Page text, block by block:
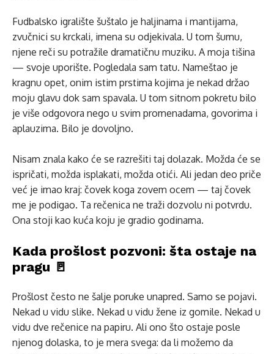
Fudbalsko igralište šuštalo je haljinama i mantijama,
zvučnici su krckali, imena su odjekivala. U tom šumu,
njene reči su potražile dramatičnu muziku. A moja tišina
— svoje uporište. Pogledala sam tatu. Nameštao je
kragnu opet, onim istim prstima kojima je nekad držao
moju glavu dok sam spavala. U tom sitnom pokretu bilo
je više odgovora nego u svim promenadama, govorima i
aplauzima. Bilo je dovoljno.
Nisam znala kako će se razrešiti taj dolazak. Možda će se
ispričati, možda isplakati, možda otići. Ali jedan deo priče
već je imao kraj: čovek koga zovem ocem — taj čovek
me je podigao. Ta rečenica ne traži dozvolu ni potvrdu.
Ona stoji kao kuća koju je gradio godinama.
Kada prošlost pozvoni: šta ostaje na
pragu 🚪
Prošlost često ne šalje poruke unapred. Samo se pojavi.
Nekad u vidu slike. Nekad u vidu žene iz gomile. Nekad u
vidu dve rečenice na papiru. Ali ono što ostaje posle
njenog dolaska, to je mera svega: da li možemo da